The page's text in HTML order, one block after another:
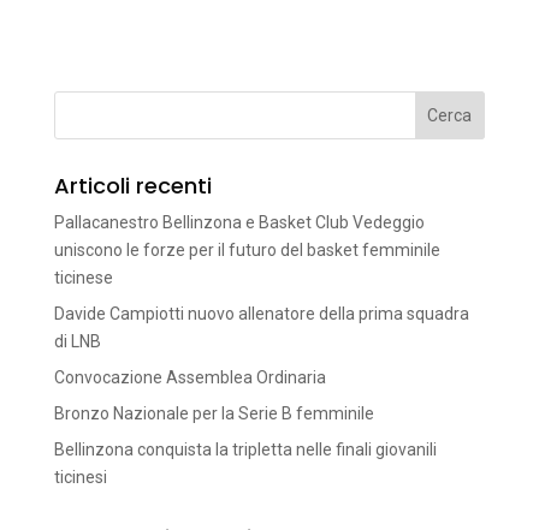
Articoli recenti
Pallacanestro Bellinzona e Basket Club Vedeggio
uniscono le forze per il futuro del basket femminile
ticinese
Davide Campiotti nuovo allenatore della prima squadra
di LNB
Convocazione Assemblea Ordinaria
Bronzo Nazionale per la Serie B femminile
Bellinzona conquista la tripletta nelle finali giovanili
ticinesi